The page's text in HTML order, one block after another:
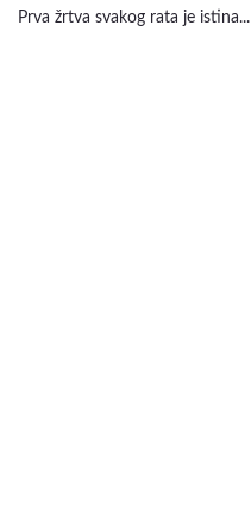
Prva žrtva svakog rata je istina...